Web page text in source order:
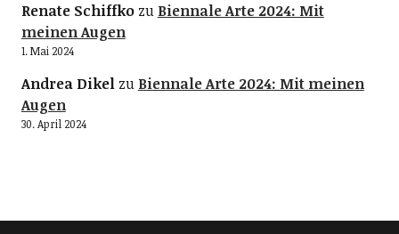
Renate Schiffkozu Biennale Arte 2024: Mit
meinen Augen
1. Mai 2024
Andrea Dikelzu Biennale Arte 2024: Mit meinen
Augen
30. April 2024